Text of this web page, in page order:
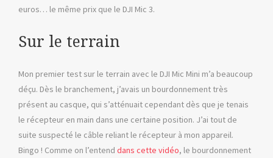
euros… le même prix que le DJI Mic 3.
Sur le terrain
Mon premier test sur le terrain avec le DJI Mic Mini m’a beaucoup
déçu. Dès le branchement, j’avais un bourdonnement très
présent au casque, qui s’atténuait cependant dès que je tenais
le récepteur en main dans une certaine position. J’ai tout de
suite suspecté le câble reliant le récepteur à mon appareil.
Bingo ! Comme on l’entend dans cette vidéo, le bourdonnement